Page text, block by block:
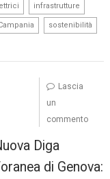
infrastrutture
sostenibilità
Diga
di Genova:
Lascia
un
commento